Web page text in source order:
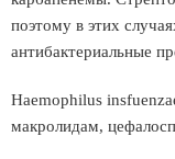
поэтому в этих
антибактериальные
Haemophilus
макролидам,